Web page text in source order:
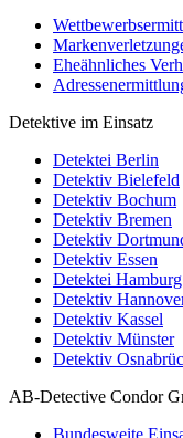
Eheähnliches
Detektive im Einsatz
Detektei Berlin
Detektiv Bielefeld
Detektiv Bochum
Detektiv Bremen
Detektiv
Detektiv Essen
Detektei Hamburg
Detektiv
Detektiv Kassel
Detektiv Münster
Detektiv
AB-Detective Condor
Bundesweite